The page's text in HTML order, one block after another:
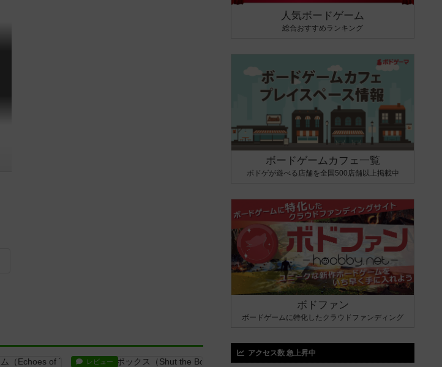
レビュー
人気ボードゲーム
総合おすすめランキング
ボードゲームカフェ一覧
ボドゲが遊べる店舗を全国500店舗以上掲載中
ボドファン
ボードゲームに特化したクラウドファンディング
アクセス数 急上昇中